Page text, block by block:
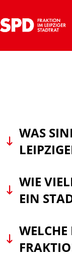
Inhalt
springen
WAS
WIE
EIN
WELCHE